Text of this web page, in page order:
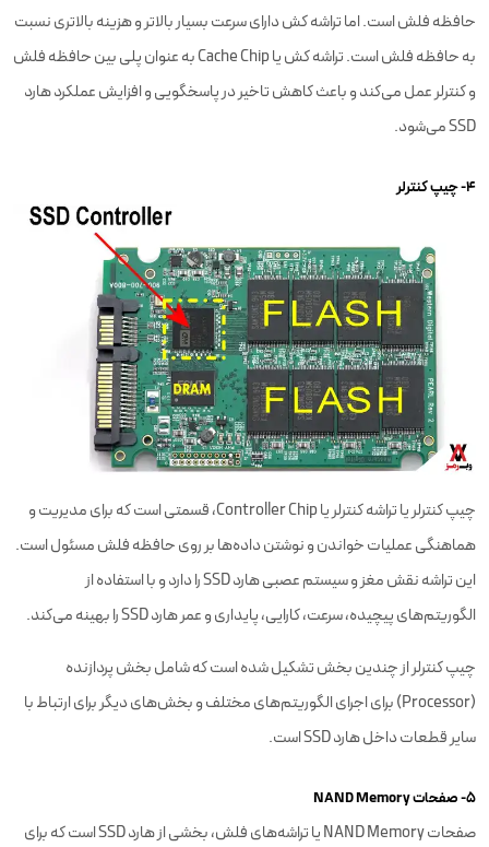
حافظه فلش است. اما تراشه کش دارای سرعت بسیار بالاتر و هزینه بالاتری نسبت
به حافظه فلش است. تراشه کش یا Cache Chip به عنوان پلی بین حافظه فلش
و کنترلر عمل می‌کند و باعث کاهش تاخیر در پاسخگویی و افزایش عملکرد هارد
SSD می‌شود.
۴- چیپ کنترلر
چیپ کنترلر یا تراشه کنترلر یا Controller Chip، قسمتی است که برای مدیریت و
هماهنگی عملیات خواندن و نوشتن داده‌ها بر روی حافظه فلش مسئول است.
این تراشه نقش مغز و سیستم عصبی هارد SSD را دارد و با استفاده از
الگوریتم‌های پیچیده، سرعت، کارایی، پایداری و عمر هارد SSD را بهینه می‌کند.
چیپ کنترلر از چندین بخش تشکیل شده است که شامل بخش پردازنده
(Processor) برای اجرای الگوریتم‌های مختلف و بخش‌های دیگر برای ارتباط با
سایر قطعات داخل هارد SSD است.
۵- صفحات NAND Memory
صفحات NAND Memory یا تراشه‌های فلش، بخشی از هارد SSD است که برای